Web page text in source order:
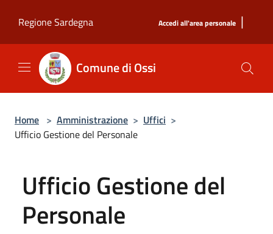
Regione Sardegna
Accedi all'area personale |
Comune di Ossi
Home > Amministrazione > Uffici >
Ufficio Gestione del Personale
Ufficio Gestione del
Personale